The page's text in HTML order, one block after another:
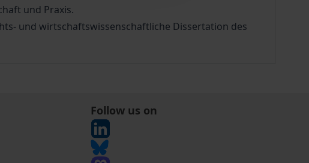
und Praxis.
und wirtschaftswissenschaftliche Dissertation des
Follow us on